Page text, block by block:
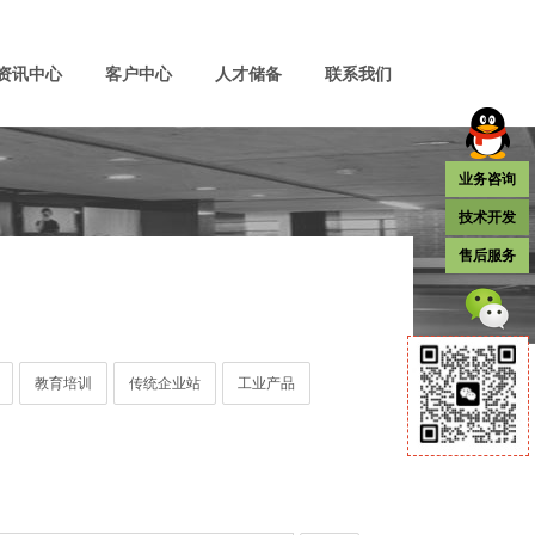
讯中心 客户中心 人才储备 联系我们
教育培训 传统企业站 工业产品
业务咨询
技术开发
售后服务